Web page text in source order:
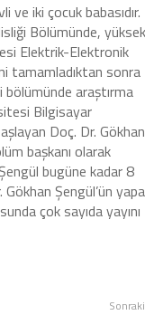
ve iki çocuk babasıdır.
Bölümünde, yüksek
Elektrik-Elektronik
tamamladıktan sonra
araştırma
Bilgisayar
Doç. Dr. Gökhan
başkanı olarak
bugüne kadar 8
Şengül’ün
çok sayıda yayını
Sonraki